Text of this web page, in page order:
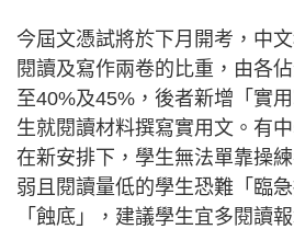
今屆文憑試將於下月開考，中
閱讀及寫作兩卷的比重，由各
至40%及45%，後者新增「實
生就閱讀材料撰寫實用文。有
在新安排下，學生無法單靠操
弱且閱讀量低的學生恐難「臨
「蝕底」，建議學生宜多閱讀